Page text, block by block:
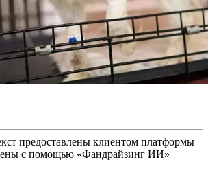
предоставлены клиентом платформы
с помощью «Фандрайзинг ИИ»